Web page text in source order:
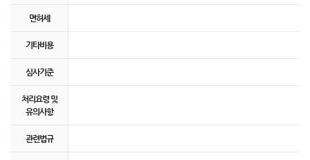
면허세
기타비용
심사기준
처리요령 및
유의사항
관련법규